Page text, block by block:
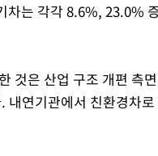
차는 각각 8.6%, 23.0%
것은 산업 구조 개편 측
내연기관에서 친환경차